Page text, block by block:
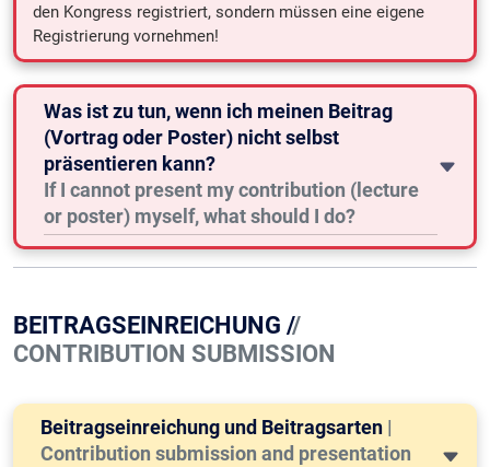
den Kongress registriert, sondern müssen eine eigene
Registrierung vornehmen!
Was ist zu tun, wenn ich meinen Beitrag
(Vortrag oder Poster) nicht selbst
präsentieren kann?
If I cannot present my contribution (lecture
or poster) myself, what should I do?
BEITRAGSEINREICHUNG //
CONTRIBUTION SUBMISSION
Beitragseinreichung und Beitragsarten |
Contribution submission and presentation